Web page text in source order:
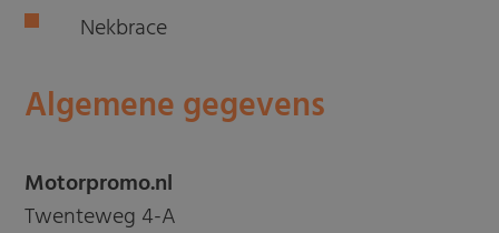
Nekbrace
Algemene gegevens
Motorpromo.nl
Twenteweg 4-A